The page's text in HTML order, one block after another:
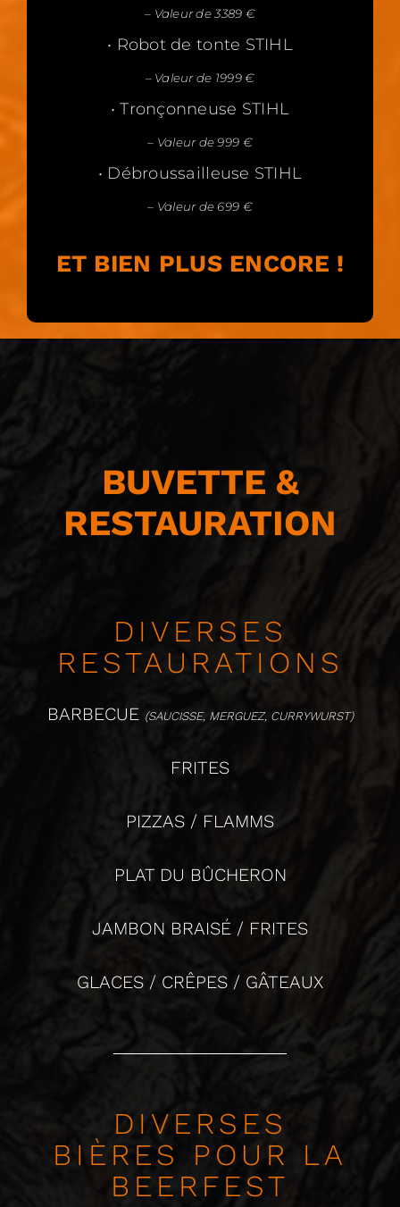
– Valeur de 3389 €
• Robot de tonte STIHL
– Valeur de 1999 €
• Tronçonneuse STIHL
– Valeur de 999 €
• Débroussailleuse STIHL
– Valeur de 699 €
ET BIEN PLUS ENCORE !
BUVETTE &
RESTAURATION
DIVERSES
RESTAURATIONS
BARBECUE (SAUCISSE, MERGUEZ, CURRYWURST)
FRITES
PIZZAS / FLAMMS
PLAT DU BÛCHERON
JAMBON BRAISÉ / FRITES
GLACES / CRÊPES / GÂTEAUX
DIVERSES
BIÈRES POUR LA
BEERFEST